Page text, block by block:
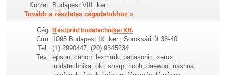
Körzet: Budapest VIII. ker.
Tovább a részletes cégadatokhoz »
Cég: Bestprint Irodatechnikai Kft.
Cím: 1095 Budapest IX. ker., Soroksári út 38-40
Tel.: (1) 2990447, (20) 9345234
Tev.: epson, canon, lexmark, panasonic, xerox,
irodatechnika, oki, sharp, ricoh, daewoo, nashua,